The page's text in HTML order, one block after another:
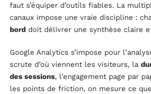
faut s’équiper d’outils fiables. La
canaux impose une vraie discipline :
bord doit délivrer une synthèse claire
Google Analytics s’impose pour
scrute d’où viennent les visiteurs, la
des sessions, l’engagement page par
les points de friction, on mesure ce